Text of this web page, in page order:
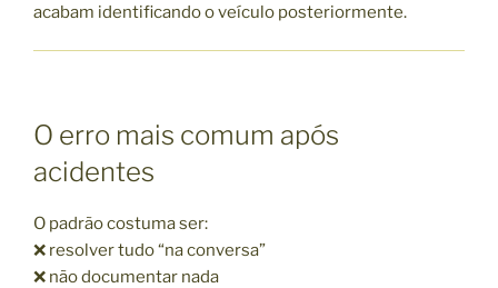
acabam identificando o veículo posteriormente.
O erro mais comum após
acidentes
O padrão costuma ser:
❌ resolver tudo “na conversa”
❌ não documentar nada